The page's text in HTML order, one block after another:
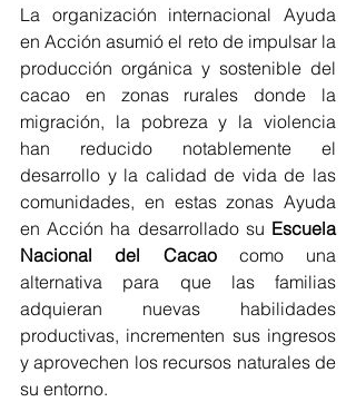
La organización internacional Ayuda
en Acción asumió el reto de impulsar la
producción orgánica y sostenible del
cacao en zonas rurales donde la
migración, la pobreza y la violencia
han reducido notablemente el
desarrollo y la calidad de vida de las
comunidades, en estas zonas Ayuda
en Acción ha desarrollado su Escuela
Nacional del Cacao como una
alternativa para que las familias
adquieran nuevas habilidades
productivas, incrementen sus ingresos
y aprovechen los recursos naturales de
su entorno.